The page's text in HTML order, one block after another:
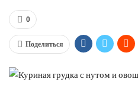
0
Поделиться